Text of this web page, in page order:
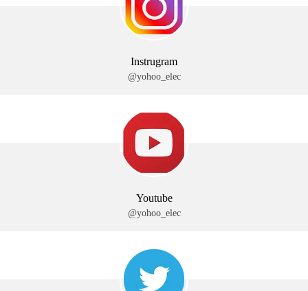
Instrugram
@yohoo_elec
Youtube
@yohoo_elec